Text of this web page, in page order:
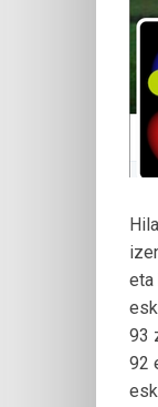
eta
93
92